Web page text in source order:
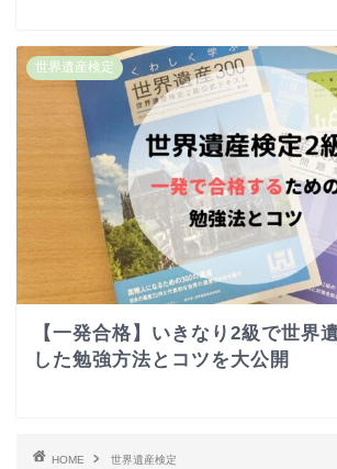
世界遺産検定
【一発合格】いきなり2級で世界
した勉強方法とコツを大公開
HOME 世界遺産検定